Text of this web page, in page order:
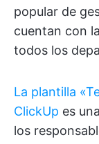
popular de
cuentan con
todos los
La plantilla
ClickUp es una
los